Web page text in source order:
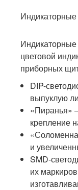
Индикаторные
цветовой
приборных
DIP-
выпуклую
«Пиранья»
крепление
и
SMD-
их